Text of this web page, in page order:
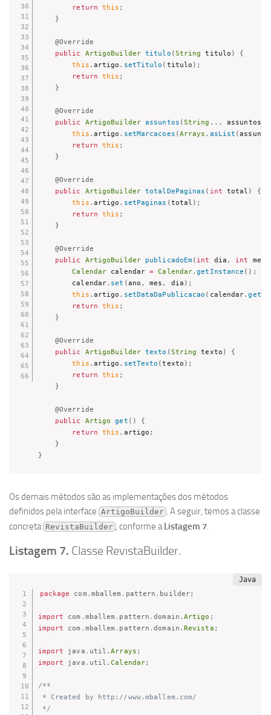
return this ;
}
@Override
public
ArtigoBuilder titulo (String titulo )
{
this . artigo . setTitulo ( titulo ) ;
return this ;
}
@Override
public
ArtigoBuilder assuntos (String . . . assuntos
this . artigo . setMarcacoes (Arrays . asList (
return this ;
}
@Override
public
ArtigoBuilder totalDePaginas ( int total )
{
this . artigo . setPaginas (total ) ;
return this ;
}
@Override
public
ArtigoBuilder publicadoEm( int dia , int mes
Calendar calendar = Calendar.getInstance ( ) ;
        calendar
. set (ano , mes , dia ) ;
this . artigo . setDataDaPublicacao ( calendar.
return this ;
}
@Override
public
ArtigoBuilder texto (String texto )
{
this . artigo . setTexto (texto ) ;
return this ;
}
@Override
public
Artigo get ( )
{
return this . artigo ;
}
}
Os demais métodos são as implementações dos métodos
definidos pela interface ArtigoBuilder . A seguir, temos a classe
concreta RevistaBuilder , conforme a Listagem 7.
Listagem 7. Classe RevistaBuilder.
package com . mballem . pattern . builder;
import com . mballem . pattern .domain . Artigo ;
import
com . mballem . pattern .domain . Revista ;
import java . util .Arrays ;
import
java . util .Calendar;
/**
* Created by http://www.mballem.com/
*/